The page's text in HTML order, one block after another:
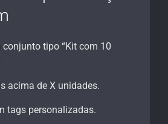
conjunto tipo “Kit com 10
acima de X unidades.
tags personalizadas.